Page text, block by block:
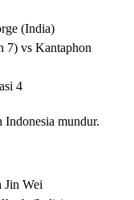
(India)
7) vs Kantaphon
4
Indonesia mundur.
Jin Wei